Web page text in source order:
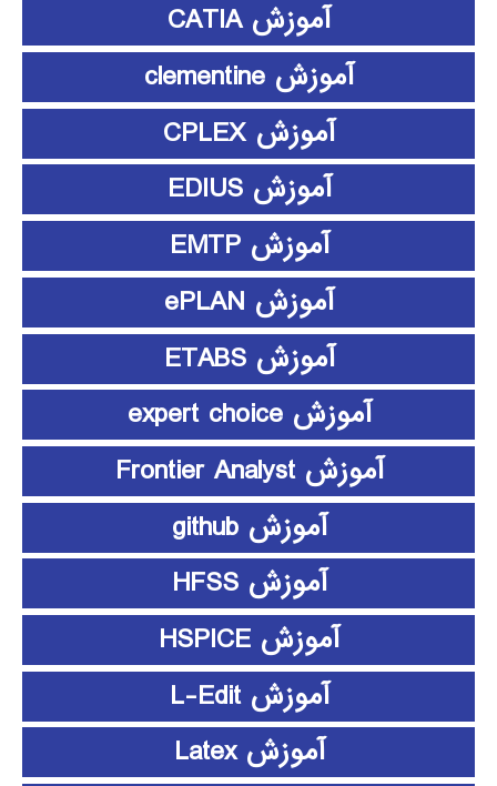
آموزش CATIA
آموزش clementine
آموزش CPLEX
آموزش EDIUS
آموزش EMTP
آموزش ePLAN
آموزش ETABS
آموزش expert choice
آموزش Frontier Analyst
آموزش github
آموزش HFSS
آموزش HSPICE
آموزش L-Edit
آموزش Latex